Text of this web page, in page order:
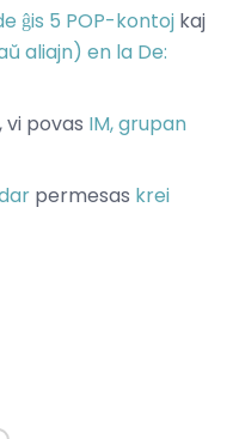
ĝis 5 POP-kontoj kaj
aliajn) en la De:
, vi povas IM, grupan
permesas krei